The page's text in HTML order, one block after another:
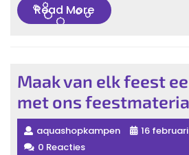
Read MoreRead
More
Maak van elk feest
met ons
aquashopkampen
16
0 Reacties